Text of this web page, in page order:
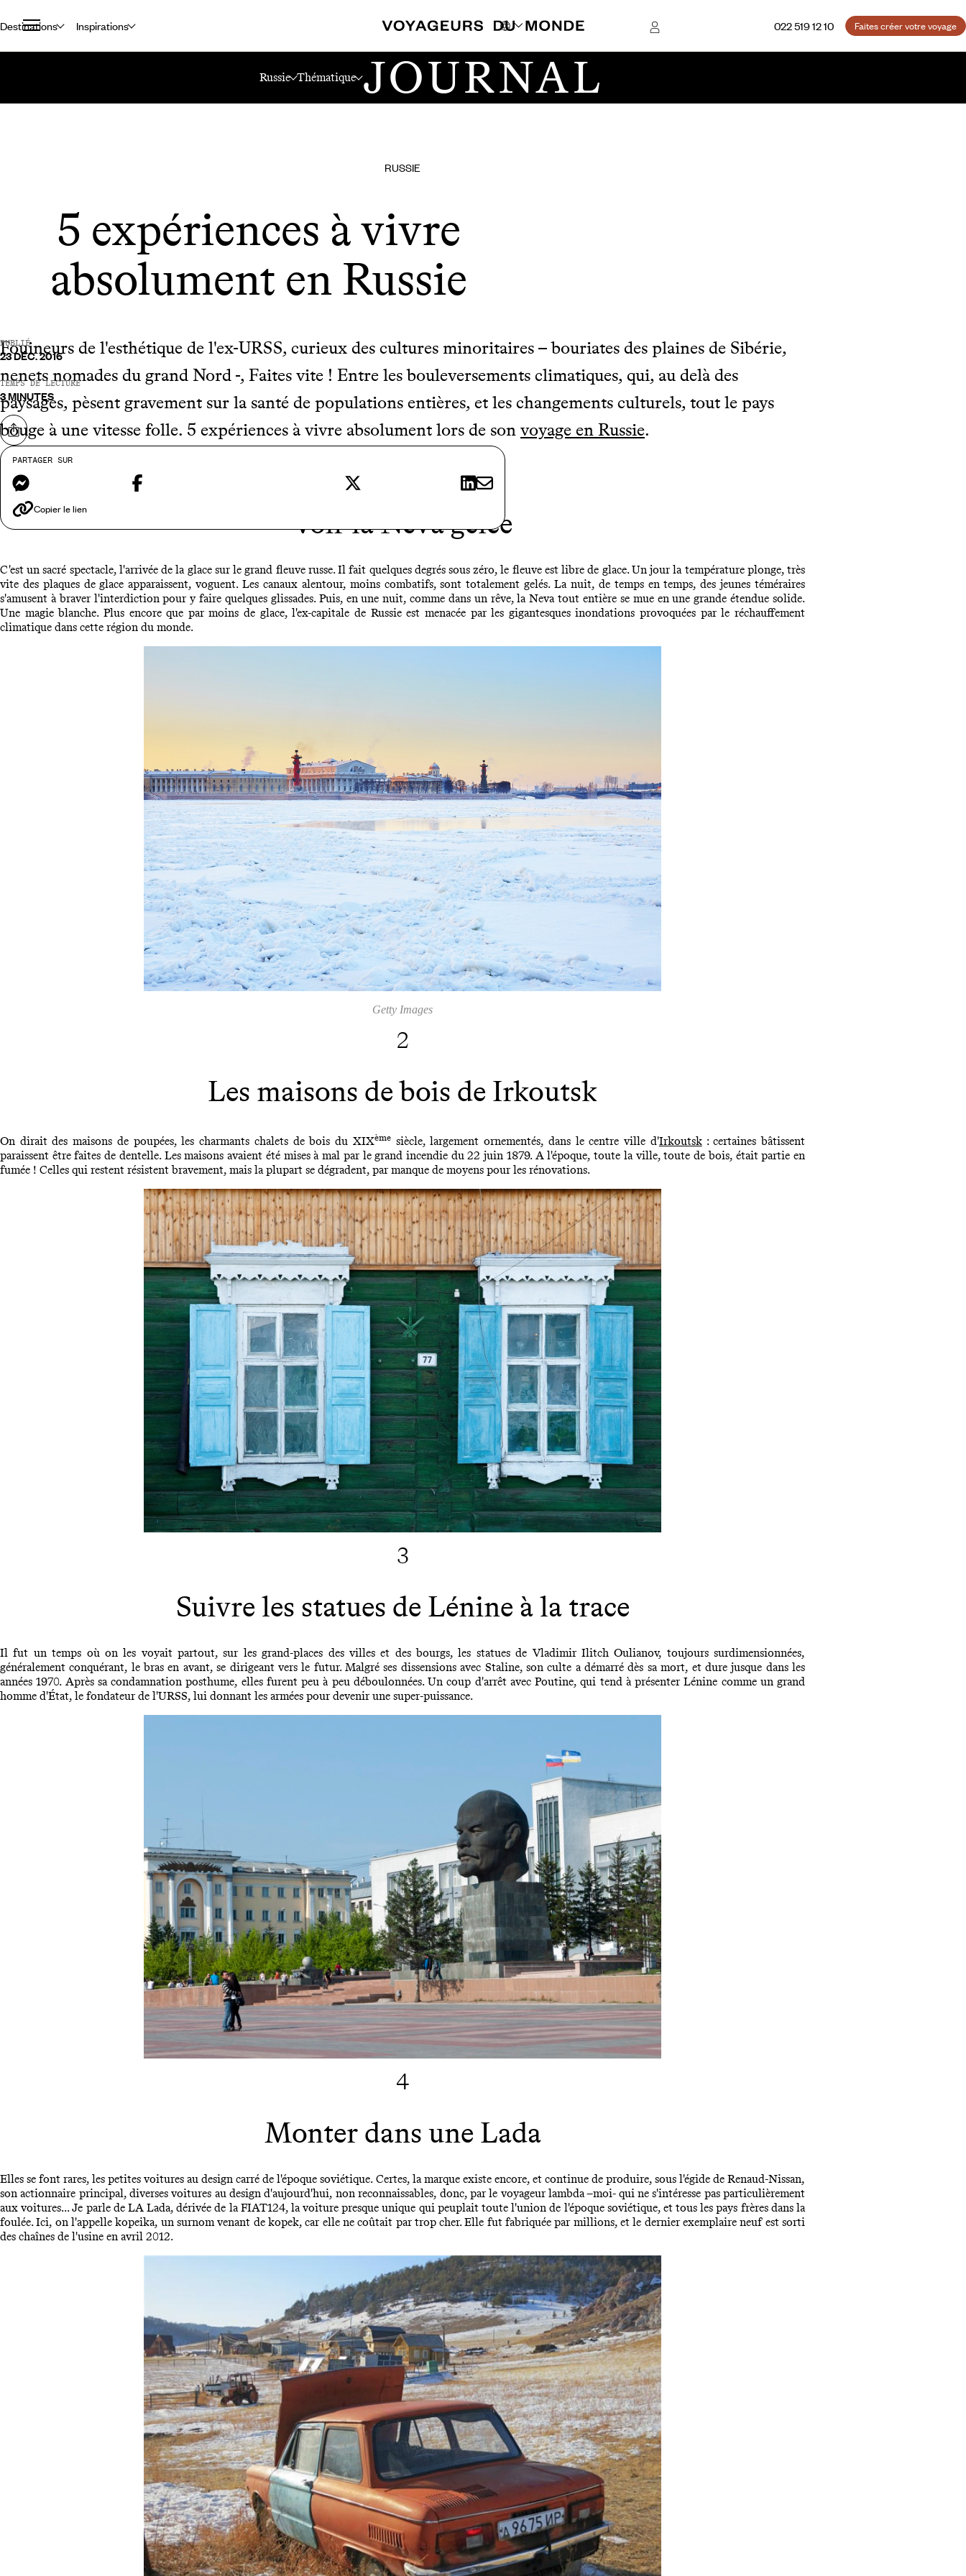
Destinations Inspirations 022 519 12 10 Faites créer votre voyage
Russie Thématique JOURNAL
RUSSIE
5 expériences à vivre
absolument en Russie
PUBLIÉ
23 DÉC. 2016
TEMPS DE LECTURE
3 MINUTES
Partager sur
PARTAGER SUR
Messenger X LinkedIn
E-mail
Copier le lien
Fouineurs de l'esthétique de l'ex-URSS, curieux des cultures minoritaires – bouriates des plaines de Sibérie,
nenets nomades du grand Nord -, Faites vite ! Entre les bouleversements climatiques, qui, au delà des
paysages, pèsent gravement sur la santé de populations entières, et les changements culturels, tout le pays
bouge à une vitesse folle. 5 expériences à vivre absolument lors de son voyage en Russie.
Voir la Neva gelée
C'est un sacré spectacle, l'arrivée de la glace sur le grand fleuve russe. Il fait quelques degrés sous zéro, le fleuve est libre de glace. Un jour la température plonge, très
vite des plaques de glace apparaissent, voguent. Les canaux alentour, moins combatifs, sont totalement gelés. La nuit, de temps en temps, des jeunes téméraires
s'amusent à braver l'interdiction pour y faire quelques glissades. Puis, en une nuit, comme dans un rêve, la Neva tout entière se mue en une grande étendue solide.
Une magie blanche. Plus encore que par moins de glace, l'ex-capitale de Russie est menacée par les gigantesques inondations provoquées par le réchauffement
climatique dans cette région du monde.
Getty Images
2
Les maisons de bois de Irkoutsk
On dirait des maisons de poupées, les charmants chalets de bois du XIXèmesiècle, largement ornementés, dans le centre ville d'Irkoutsk: certaines bâtissent
paraissent être faites de dentelle. Les maisons avaient été mises à mal par le grand incendie du 22 juin 1879. A l'époque, toute la ville, toute de bois, était partie en
fumée ! Celles qui restent résistent bravement, mais la plupart se dégradent, par manque de moyens pour les rénovations.
3
Suivre les statues de Lénine à la trace
Il fut un temps où on les voyait partout, sur les grand-places des villes et des bourgs, les statues de Vladimir Ilitch Oulianov, toujours surdimensionnées,
généralement conquérant, le bras en avant, se dirigeant vers le futur. Malgré ses dissensions avec Staline, son culte a démarré dès sa mort, et dure jusque dans les
années 1970. Après sa condamnation posthume, elles furent peu à peu déboulonnées. Un coup d'arrêt avec Poutine, qui tend à présenter Lénine comme un grand
homme d'État, le fondateur de l'URSS, lui donnant les armées pour devenir une super-puissance.
4
Monter dans une Lada
Elles se font rares, les petites voitures au design carré de l'époque soviétique. Certes, la marque existe encore, et continue de produire, sous l'égide de Renaud-Nissan,
son actionnaire principal, diverses voitures au design d'aujourd'hui, non reconnaissables, donc, par le voyageur lambda –moi- qui ne s'intéresse pas particulièrement
aux voitures... Je parle de LA Lada, dérivée de la FIAT124, la voiture presque unique qui peuplait toute l'union de l'époque soviétique, et tous les pays frères dans la
foulée. Ici, on l'appelle kopeika, un surnom venant de kopek, car elle ne coûtait par trop cher. Elle fut fabriquée par millions, et le dernier exemplaire neuf est sorti
des chaînes de l'usine en avril 2012.